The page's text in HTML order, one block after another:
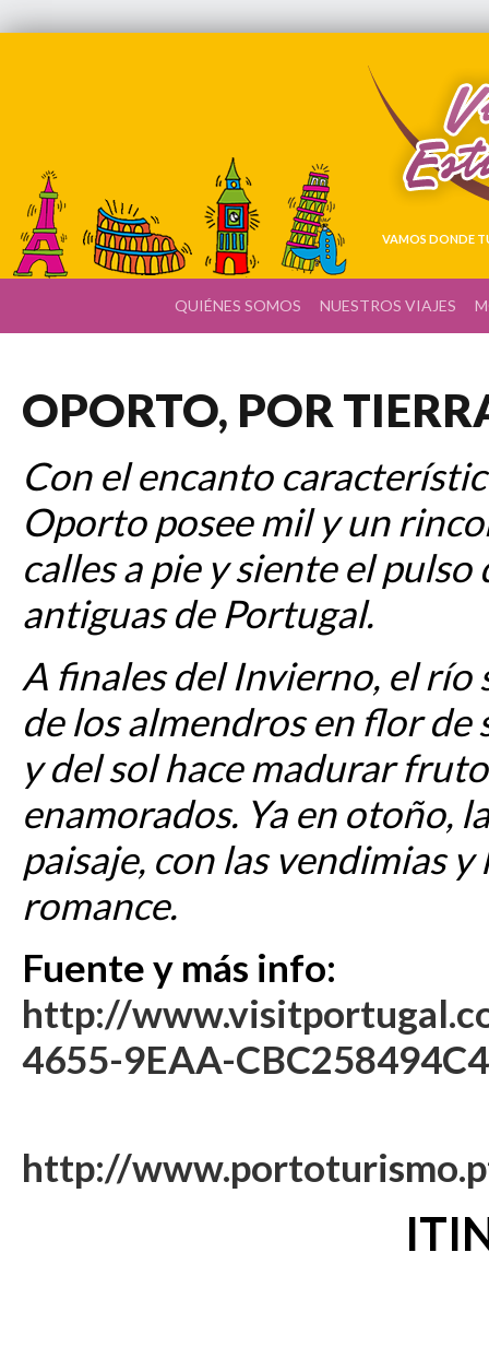
VAMOS DONDE
QUIÉNES SOMOS NUESTROS VIAJES
OPORTO, POR
Con el encanto
Oporto posee mil y un
calles a pie y siente el
antiguas de Portugal.
A finales del Invierno, el río
de los almendros en flor de
y del sol hace madurar
enamorados. Ya en otoño,
paisaje, con las vendimias
romance.
Fuente y más info:
http://
4655-9EAA-
http://